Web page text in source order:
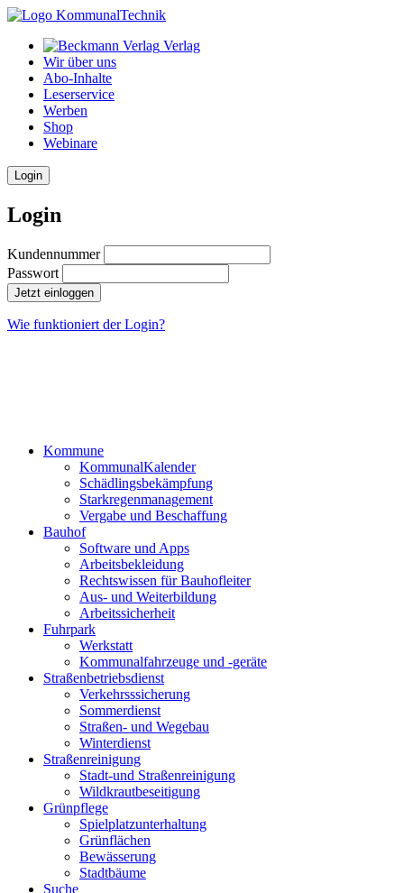
Verlag
Wir über uns
Abo-Inhalte
Leserservice
Werben
Shop
Webinare
Login
Login
Kundennummer
Passwort
Jetzt einloggen
Wie funktioniert der Login?
Kommune
KommunalKalender
Schädlingsbekämpfung
Starkregenmanagement
Vergabe und Beschaffung
Bauhof
Software und Apps
Arbeitsbekleidung
Rechtswissen für Bauhofleiter
Aus- und Weiterbildung
Arbeitssicherheit
Fuhrpark
Werkstatt
Kommunalfahrzeuge und -geräte
Straßenbetriebsdienst
Verkehrsssicherung
Sommerdienst
Straßen- und Wegebau
Winterdienst
Straßenreinigung
Stadt-und Straßenreinigung
Wildkrautbeseitigung
Grünpflege
Spielplatzunterhaltung
Grünflächen
Bewässerung
Stadtbäume
Suche